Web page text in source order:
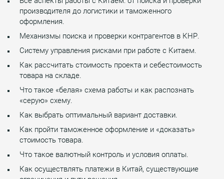
производителя до логистики и таможенного
оформления.
Механизмы поиска и проверки контрагентов в КНР.
Систему управления рисками при работе с Китаем.
Как рассчитать стоимость проекта и себестоимость
товара на складе.
Что такое «белая» схема работы и как распознать
«серую» схему.
Как выбрать оптимальный вариант доставки.
Как пройти таможенное оформление и «доказать»
стоимость товара.
Что такое валютный контроль и условия оплаты.
Как осуществлять платежи в Китай, существующие